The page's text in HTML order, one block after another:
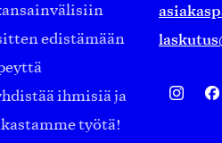
edistämään
ihmisiä ja
työtä!